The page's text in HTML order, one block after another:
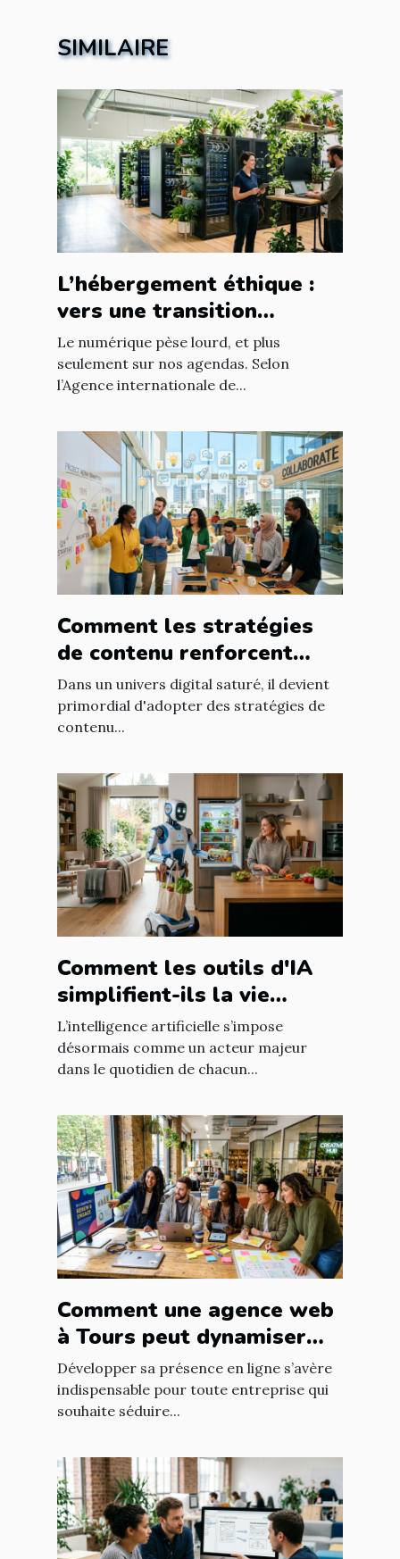
SIMILAIRE
L’hébergement éthique :
vers une transition
digitale responsable
Le numérique pèse lourd, et plus
seulement sur nos agendas. Selon
l’Agence internationale de...
Comment les stratégies
de contenu renforcent
l'engagement client ?
Dans un univers digital saturé, il devient
primordial d'adopter des stratégies de
contenu...
Comment les outils d'IA
simplifient-ils la vie
quotidienne ?
L’intelligence artificielle s’impose
désormais comme un acteur majeur
dans le quotidien de chacun...
Comment une agence web
à Tours peut dynamiser
votre entreprise locale
Développer sa présence en ligne s’avère
indispensable pour toute entreprise qui
souhaite séduire...